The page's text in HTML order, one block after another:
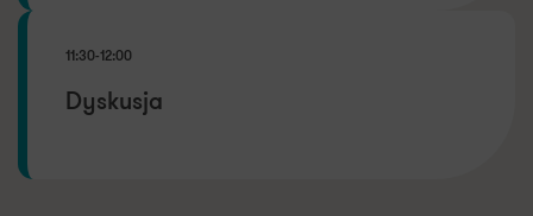
11:30-12:00
Dyskusja